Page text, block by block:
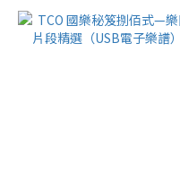
版
社
(1)